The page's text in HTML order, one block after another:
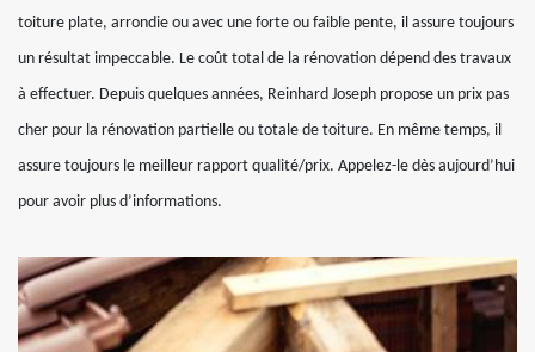
toiture plate, arrondie ou avec une forte ou faible pente, il assure toujours
un résultat impeccable. Le coût total de la rénovation dépend des travaux
à effectuer. Depuis quelques années, Reinhard Joseph propose un prix pas
cher pour la rénovation partielle ou totale de toiture. En même temps, il
assure toujours le meilleur rapport qualité/prix. Appelez-le dès aujourd’hui
pour avoir plus d’informations.